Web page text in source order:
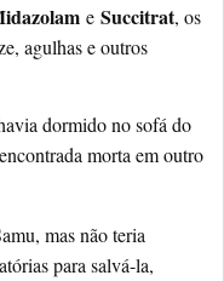
e Succitrat, os
agulhas e outros
dormido no sofá do
morta em outro
mas não teria
para salvá-la,